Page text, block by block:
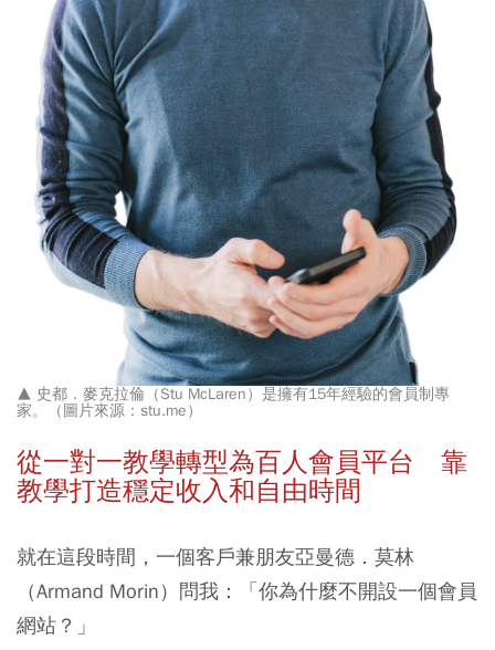
▲ 史都．麥克拉倫（Stu McLaren）是擁有15年經驗的會員制專
家。（圖片來源：stu.me）
從一對一教學轉型為百人會員平台 靠
教學打造穩定收入和自由時間
就在這段時間，一個客戶兼朋友亞曼德．莫林
（Armand Morin）問我：「你為什麼不開設一個會員
網站？」